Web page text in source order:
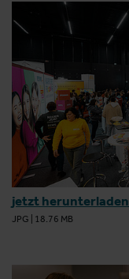
jetzt herunterladen
JPG 18.76 MB